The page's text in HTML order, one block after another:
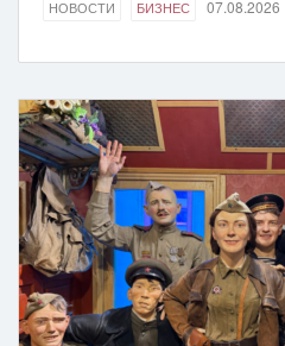
НОВОСТИ БИЗНЕС 07.08.2026